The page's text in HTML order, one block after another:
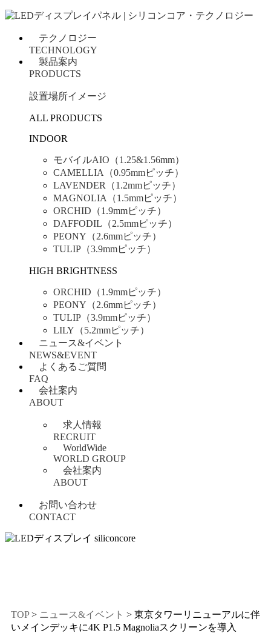
テクノロジー
TECHNOLOGY
製品案内
PRODUCTS
設置場所イメージ
ALL PRODUCTS
INDOOR
モバイルAIO（1.25&1.56mm）
CAMELLIA（0.95mmピッチ）
LAVENDER（1.2mmピッチ）
MAGNOLIA（1.5mmピッチ）
ORCHID（1.9mmピッチ）
DAFFODIL（2.5mmピッチ）
PEONY（2.6mmピッチ）
TULIP（3.9mmピッチ）
HIGH BRIGHTNESS
ORCHID（1.9mmピッチ）
PEONY（2.6mmピッチ）
TULIP（3.9mmピッチ）
LILY（5.2mmピッチ）
ニュース&イベント
NEWS&EVENT
よくあるご質問
FAQ
会社案内
ABOUT
求人情報
RECRUIT
WorldWide
WORLD GROUP
会社案内
ABOUT
お問い合わせ
CONTACT
TOP> ニュース&イベント > 東京タワーリニューアルに伴
いメインデッキに4K P1.5 Magnoliaスクリーンを導入